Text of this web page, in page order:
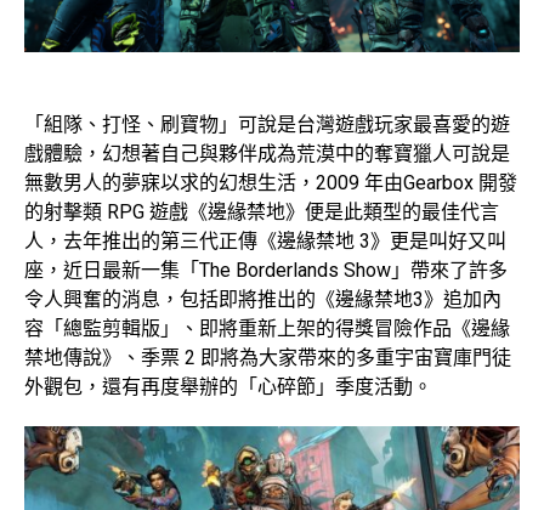
「組隊、打怪、刷寶物」可說是台灣遊戲玩家最喜愛的遊
戲體驗，幻想著自己與夥伴成為荒漠中的奪寶獵人可說是
無數男人的夢寐以求的幻想生活，2009 年由Gearbox 開發
的射擊類 RPG 遊戲《邊緣禁地》便是此類型的最佳代言
人，去年推出的第三代正傳《邊緣禁地 3》更是叫好又叫
座，近日最新一集「The Borderlands Show」帶來了許多
令人興奮的消息，包括即將推出的《邊緣禁地3》追加內
容「總監剪輯版」、即將重新上架的得獎冒險作品《邊緣
禁地傳說》、季票 2 即將為大家帶來的多重宇宙寶庫門徒
外觀包，還有再度舉辦的「心碎節」季度活動。